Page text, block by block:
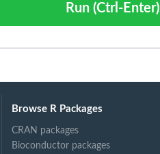
Run (Ctrl-Enter)
Browse R Packages
CRAN packages
Bioconductor packages